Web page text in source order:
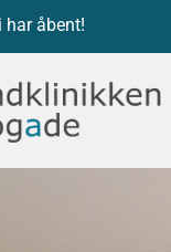
har åbent!